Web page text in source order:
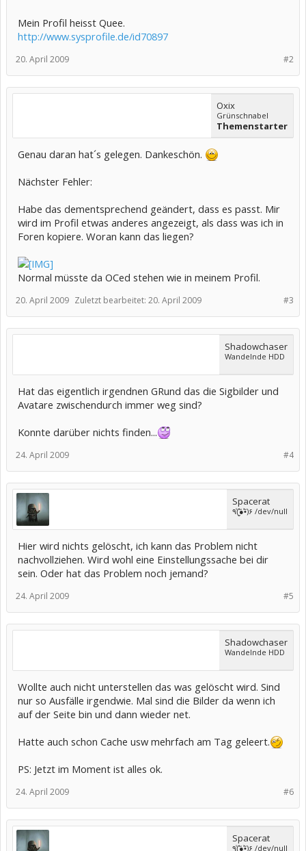
Mein Profil heisst Quee.
http://www.sysprofile.de/id70897
#2
20. April 2009
Oxix
Grünschnabel
Themenstarter
Genau daran hat´s gelegen. Dankeschön.
Nächster Fehler:
Habe das dementsprechend geändert, dass es passt. Mir
wird im Profil etwas anderes angezeigt, als dass was ich in
Foren kopiere. Woran kann das liegen?
Normal müsste da OCed stehen wie in meinem Profil.
#3
20. April 2009 Zuletzt bearbeitet: 20. April 2009
Shadowchaser
Wandelnde HDD
Hat das eigentlich irgendnen GRund das die Sigbilder und
Avatare zwischendurch immer weg sind?
Konnte darüber nichts finden...
#4
24. April 2009
Spacerat
٩(̾●̮̮̃̾•̃̾)۶ /dev/null
Hier wird nichts gelöscht, ich kann das Problem nicht
nachvollziehen. Wird wohl eine Einstellungssache bei dir
sein. Oder hat das Problem noch jemand?
#5
24. April 2009
Shadowchaser
Wandelnde HDD
Wollte auch nicht unterstellen das was gelöscht wird. Sind
nur so Ausfälle irgendwie. Mal sind die Bilder da wenn ich
auf der Seite bin und dann wieder net.
Hatte auch schon Cache usw mehrfach am Tag geleert.
PS: Jetzt im Moment ist alles ok.
#6
24. April 2009
Spacerat
٩(̾●̮̮̃̾•̃̾)۶ /dev/null